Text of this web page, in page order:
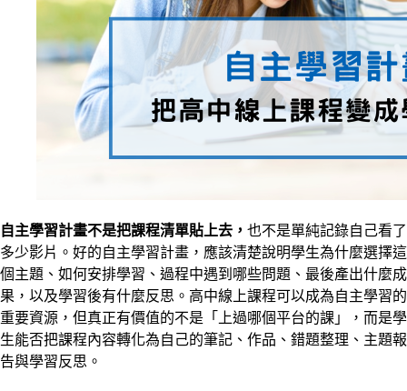
自主學習計畫不是把課程清單貼上去， 也不是單純記錄自己看了
多少影片。好的自主學習計畫，應該清楚說明學生為什麼選擇這
個主題、如何安排學習、過程中遇到哪些問題、最後產出什麼成
果，以及學習後有什麼反思。高中線上課程可以成為自主學習的
重要資源，但真正有價值的不是「上過哪個平台的課」，而是學
生能否把課程內容轉化為自己的筆記、作品、錯題整理、主題報
告與學習反思。